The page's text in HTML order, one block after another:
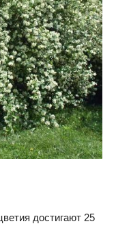
достигают 25